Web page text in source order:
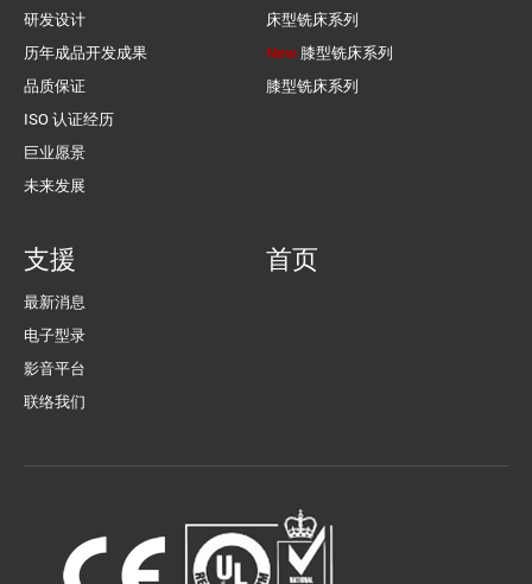
研发设计
历年成品开发成果
品质保证
ISO 认证经历
巨业愿景
未来发展
床型铣床系列
New 膝型铣床系列
膝型铣床系列
支援
最新消息
电子型录
影音平台
联络我们
首页